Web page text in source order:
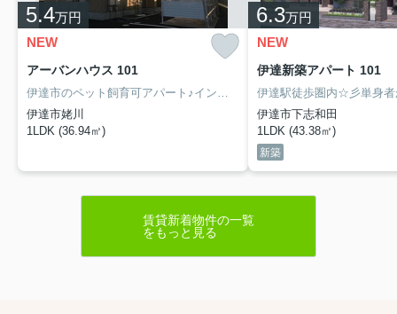
5.4万円
NEW
アーバンハウス 101
伊達市のペット飼育可アパート♪インターネット使用無料！！
設備充実
伊達市姥川
1LDK (36.94㎡)
6.3万円
NEW
伊達新築アパート 101
伊達市下志和田
1LDK (43.38㎡)
新築
賃貸新着物件の一覧
をもっと見る